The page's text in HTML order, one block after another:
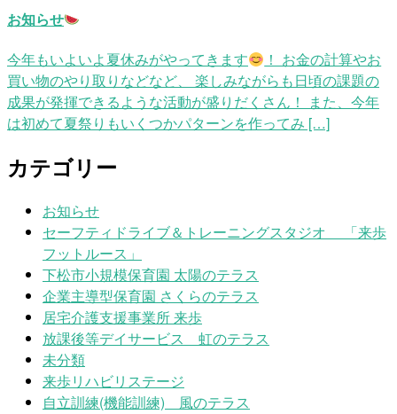
お知らせ
今年もいよいよ夏休みがやってきます
！ お金の計算やお
買い物のやり取りなどなど、 楽しみながらも日頃の課題の
成果が発揮できるような活動が盛りだくさん！ また、今年
は初めて夏祭りもいくつかパターンを作ってみ […]
カテゴリー
お知らせ
セーフティドライブ＆トレーニングスタジオ 「来歩
フットルース」
下松市小規模保育園 太陽のテラス
企業主導型保育園 さくらのテラス
居宅介護支援事業所 来歩
放課後等デイサービス 虹のテラス
未分類
来歩リハビリステージ
自立訓練(機能訓練) 風のテラス